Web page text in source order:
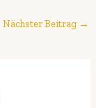
Nächster Beitrag →